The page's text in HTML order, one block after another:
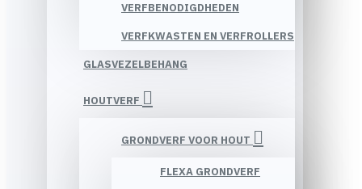
VERFBENODIGDHEDEN
VERFKWASTEN EN VERFROLLERS
GLASVEZELBEHANG
HOUTVERF
GRONDVERF VOOR HOUT
FLEXA GRONDVERF